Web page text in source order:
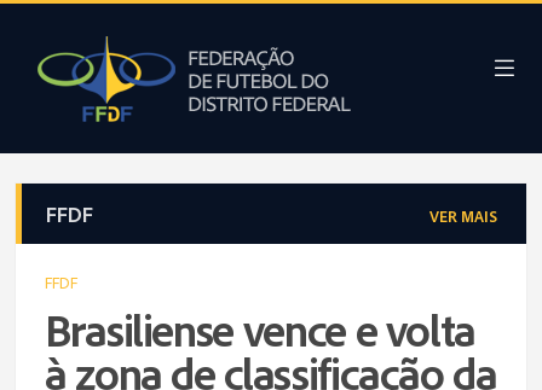
FFDF VER MAIS
FFDF
Brasiliense vence e volta
à zona de classificação da